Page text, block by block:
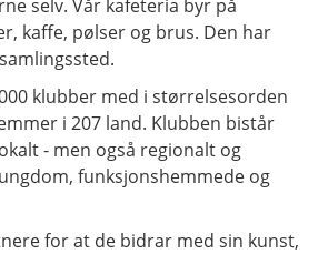
selv. Vår kafeteria byr på
kaffe, pølser og brus. Den har
klubber med i størrelsesorden
i 207 land. Klubben bistår
- men også regionalt og
funksjonshemmede og
for at de bidrar med sin kunst,